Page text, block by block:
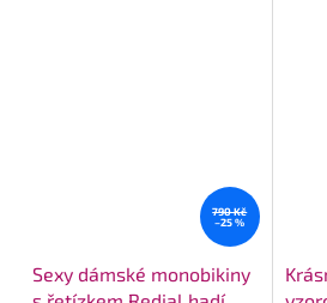
790 Kč
–25 %
Sexy dámské monobikiny